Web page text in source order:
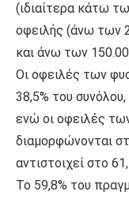
(ιδιαίτερα κάτω
οφειλής (άνω των
και άνω των
Οι οφειλές των
38,5% του
ενώ οι οφειλές
διαμορφώνονται
αντιστοιχεί στο
Το 59,8% του